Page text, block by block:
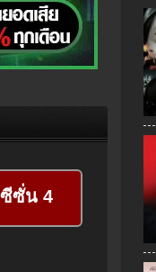
ซีซั่น 4